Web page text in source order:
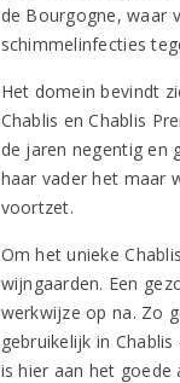
de Bourgogne, waar
schimmelinfecties
Het domein bevindt
Chablis en Chablis
de jaren negentig en
haar vader het maar
voortzet.
Om het unieke
wijngaarden. Een
werkwijze op na. Zo
gebruikelijk in
is hier aan het goede